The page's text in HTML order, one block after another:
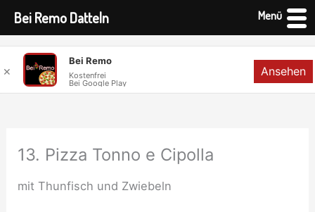
Inhalt
springen
13. Pizza Tonno e Cipolla
mit Thunfisch und Zwiebeln
Bei Remo Datteln Menü
✕
Bei Remo
Kostenfrei
Bei Google Play
Ansehen